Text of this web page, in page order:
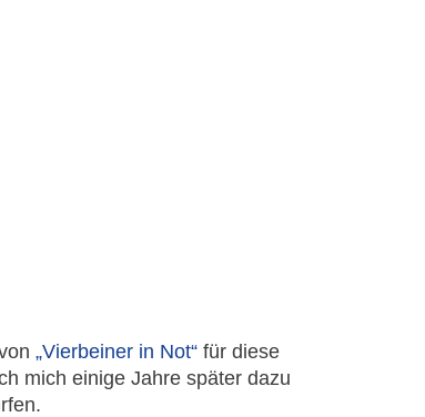
„Vierbeiner in Not“ für diese
mich einige Jahre später dazu